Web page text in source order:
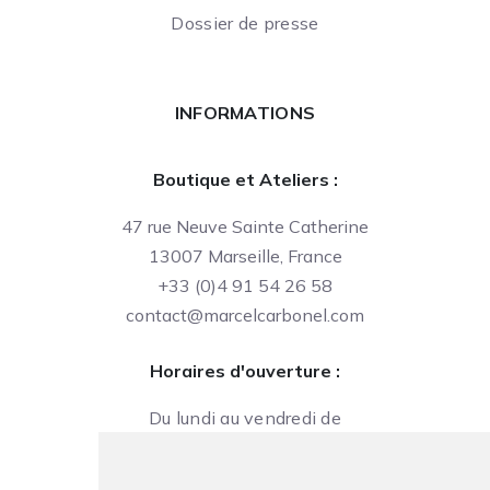
Dossier de presse
INFORMATIONS
Boutique et Ateliers :
47 rue Neuve Sainte Catherine
13007 Marseille, France
+33 (0)4 91 54 26 58
contact@marcelcarbonel.com
Horaires d'ouverture :
Du lundi au vendredi de